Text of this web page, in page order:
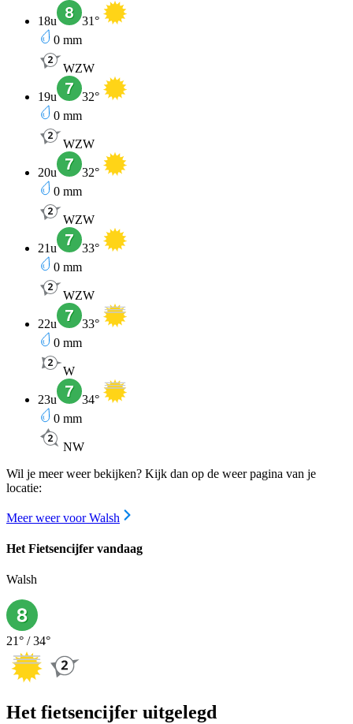
18u 31°
0 mm
WZW
19u 32°
0 mm
WZW
20u 32°
0 mm
WZW
21u 33°
0 mm
WZW
22u 33°
0 mm
W
23u 34°
0 mm
NW
Wil je meer weer bekijken? Kijk dan op de weer pagina van je
locatie:
Meer weer voor Walsh
Het Fietsencijfer vandaag
Walsh
21° /34°
Het fietsencijfer uitgelegd